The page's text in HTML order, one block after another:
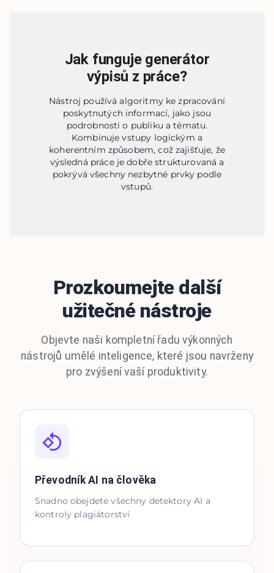
Jak funguje generátor
výpisů z práce?
Nástroj používá algoritmy ke zpracování
poskytnutých informací, jako jsou
podrobnosti o publiku a tématu.
Kombinuje vstupy logickým a
koherentním způsobem, což zajišťuje, že
výsledná práce je dobře strukturovaná a
pokrývá všechny nezbytné prvky podle
vstupů.
Prozkoumejte další
užitečné nástroje
Objevte naši kompletní řadu výkonných
nástrojů umělé inteligence, které jsou navrženy
pro zvýšení vaší produktivity.
Převodník AI na člověka
Snadno obejdete všechny detektory AI a
kontroly plagiátorství